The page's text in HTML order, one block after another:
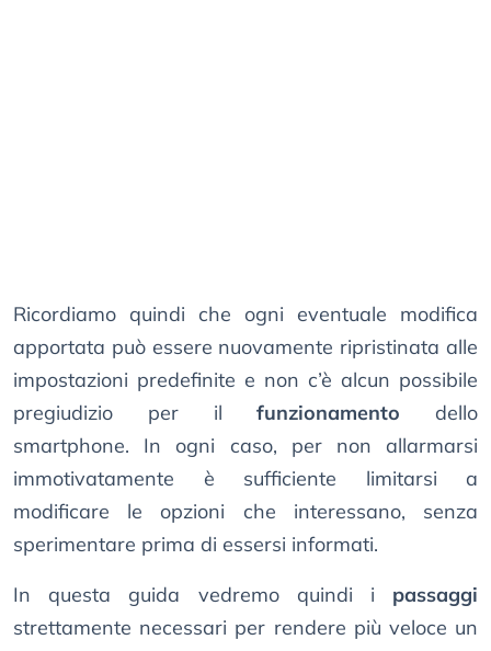
Ricordiamo quindi che ogni eventuale modifica
apportata può essere nuovamente ripristinata alle
impostazioni predefinite e non c’è alcun possibile
pregiudizio per ilfunzionamento dello
smartphone. In ogni caso, per non allarmarsi
immotivatamente è sufficiente limitarsi a
modificare le opzioni che interessano, senza
sperimentare prima di essersi informati.
In questa guida vedremo quindi i passaggi
strettamente necessari per rendere più veloce un